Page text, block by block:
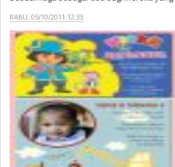
RABU, 05/10/2011 12:33